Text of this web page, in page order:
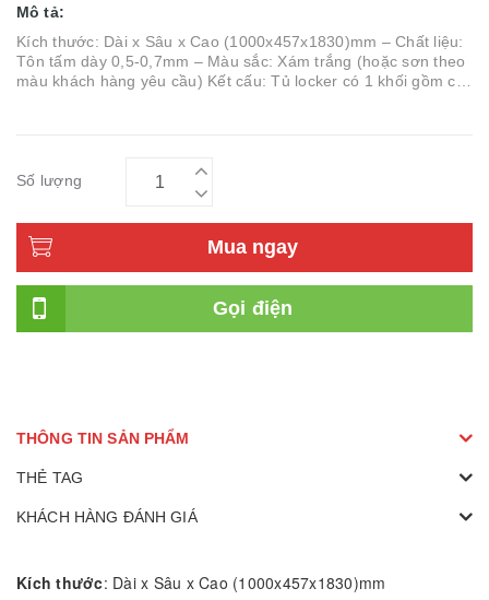
Mô tả:
Kích thước: Dài x Sâu x Cao (1000x457x1830)mm – Chất liệu:
Tôn tấm dày 0,5-0,7mm – Màu sắc: Xám trắng (hoặc sơn theo
màu khách hàng yêu cầu) Kết cấu: Tủ locker có 1 khối gồm có
Số lượng
Mua ngay
Gọi điện
THÔNG TIN SẢN PHẨM
THẺ TAG
KHÁCH HÀNG ĐÁNH GIÁ
Kích thước: Dài x Sâu x Cao (1000x457x1830)mm